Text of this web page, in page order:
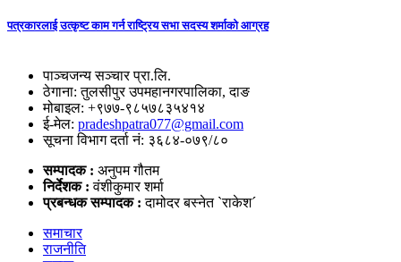
पत्रकारलाई उत्कृष्ट काम गर्न राष्ट्रिय सभा सदस्य शर्माको आग्रह
पाञ्चजन्य सञ्चार प्रा.लि.
ठेगाना: तुलसीपुर उपमहानगरपालिका, दाङ
मोबाइल: +९७७-९८५७८३५४१४
ई-मेल: pradeshpatra077@gmail.com
सूचना विभाग दर्ता नं: ३६८४-०७९/८०
सम्पादक : अनुपम गौतम
निर्देशक :वंशीकुमार शर्मा
प्रबन्धक सम्पादक :दामोदर बस्नेत `राकेश´
समाचार
राजनीति